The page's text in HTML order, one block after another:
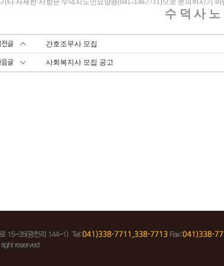
타 자세한 사항은 수덕사노인요양원(041-338-7711)으로 문의하시기 바
수 덕 사 노
간호조무사 모집
사회복지사 모집 공고